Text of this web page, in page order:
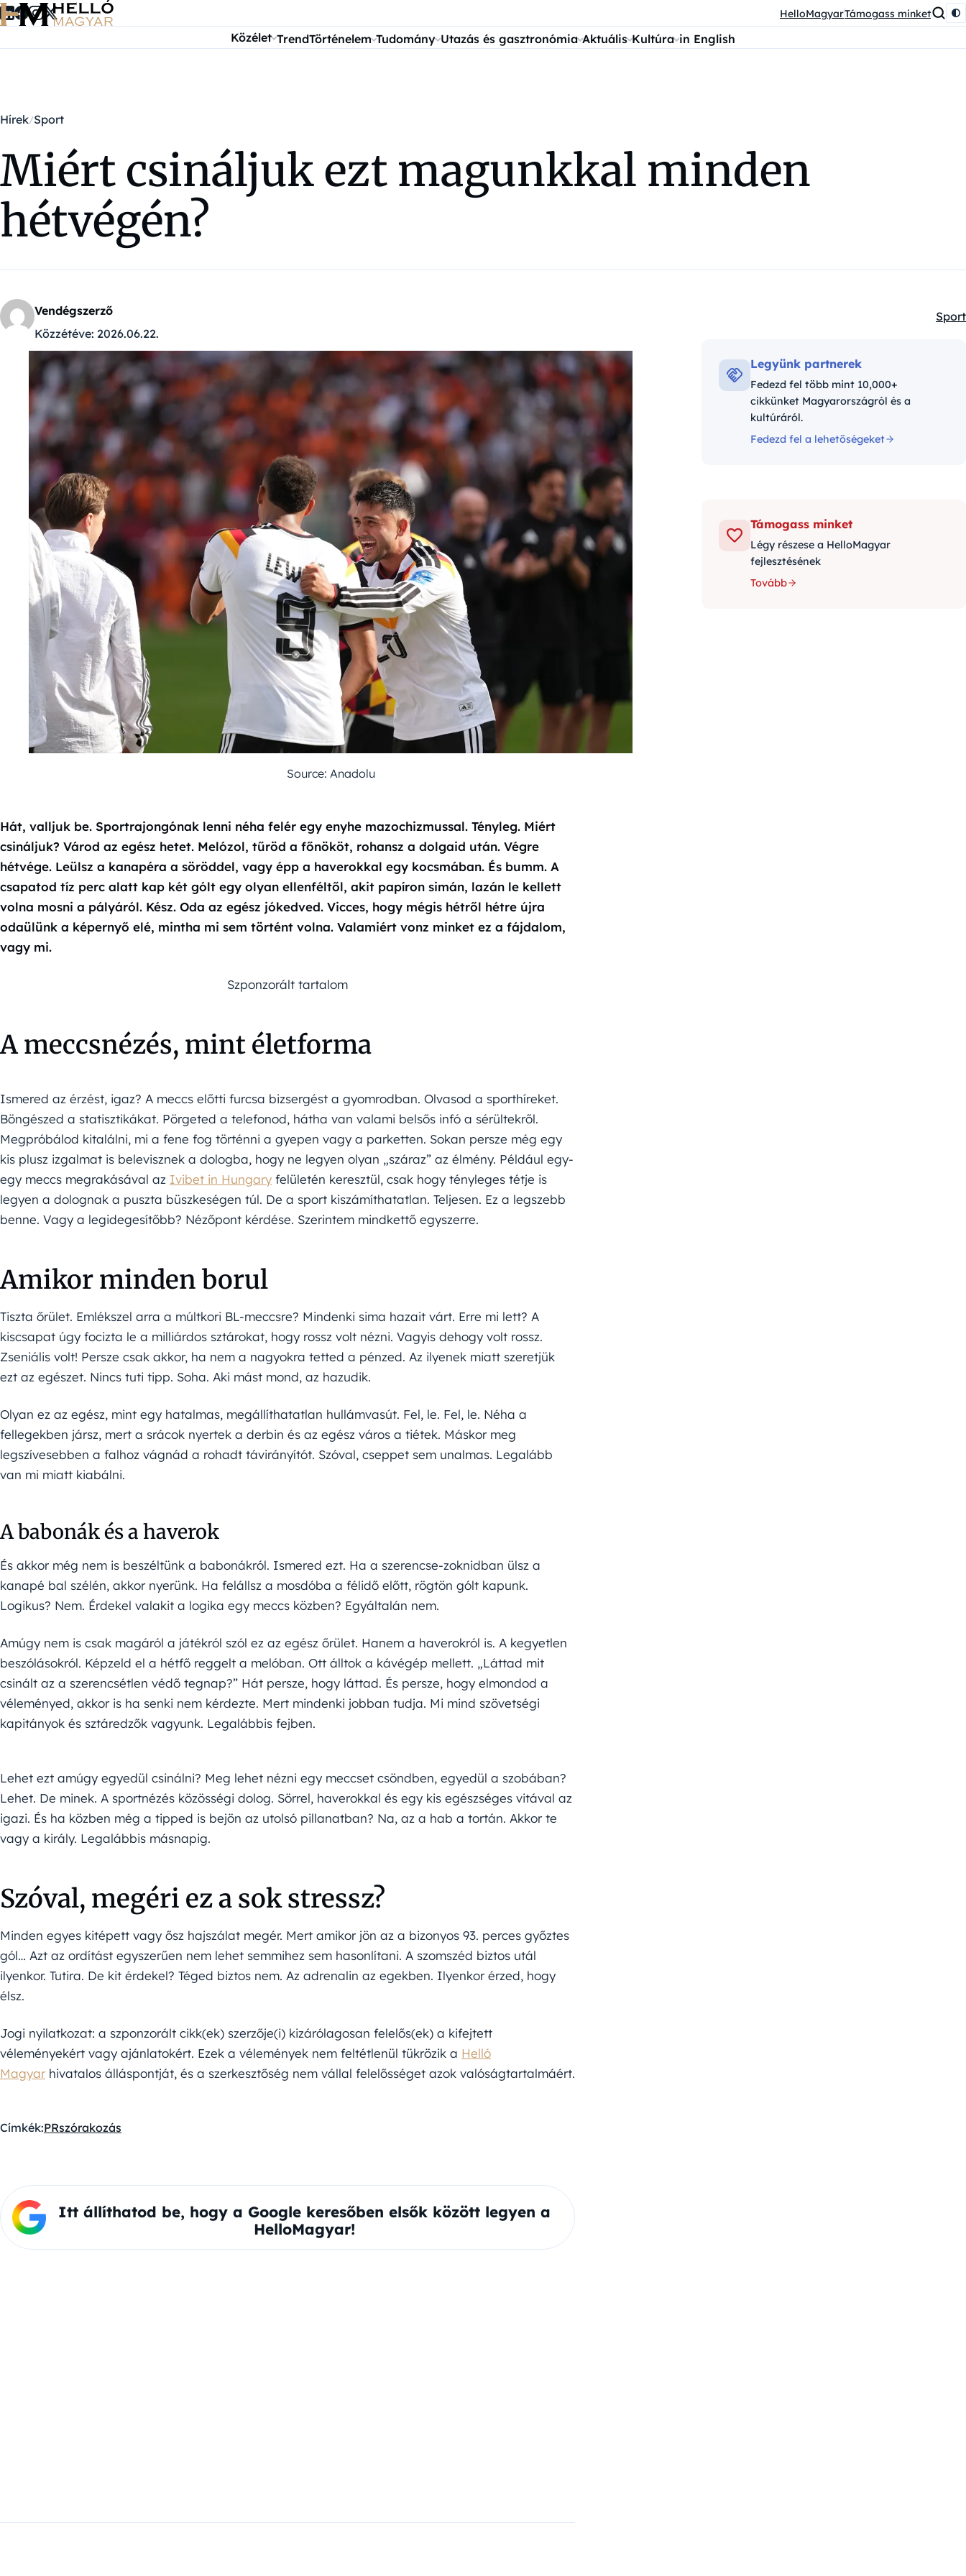
Ugrás a tartalomra HelloMagyarTámogass minket
Közélet TrendTörténelem Tudomány Utazás és gasztronómia Aktuális Kultúra in English
Hírek Sport
Miért csináljuk ezt magunkkal minden
hétvégén?
Vendégszerző
Közzétéve: 2026.06.22.
Sport
Source: Anadolu
Hát, valljuk be. Sportrajongónak lenni néha felér egy enyhe mazochizmussal. Tényleg. Miért
csináljuk? Várod az egész hetet. Melózol, tűröd a főnököt, rohansz a dolgaid után. Végre
hétvége. Leülsz a kanapéra a söröddel, vagy épp a haverokkal egy kocsmában. És bumm. A
csapatod tíz perc alatt kap két gólt egy olyan ellenféltől, akit papíron simán, lazán le kellett
volna mosni a pályáról. Kész. Oda az egész jókedved. Vicces, hogy mégis hétről hétre újra
odaülünk a képernyő elé, mintha mi sem történt volna. Valamiért vonz minket ez a fájdalom,
vagy mi.
Szponzorált tartalom
A meccsnézés, mint életforma
Ismered az érzést, igaz? A meccs előtti furcsa bizsergést a gyomrodban. Olvasod a sporthíreket.
Böngészed a statisztikákat. Pörgeted a telefonod, hátha van valami belsős infó a sérültekről.
Megpróbálod kitalálni, mi a fene fog történni a gyepen vagy a parketten. Sokan persze még egy
kis plusz izgalmat is belevisznek a dologba, hogy ne legyen olyan „száraz” az élmény. Például egy-
egy meccs megrakásával az Ivibet in Hungary felületén keresztül, csak hogy tényleges tétje is
legyen a dolognak a puszta büszkeségen túl. De a sport kiszámíthatatlan. Teljesen. Ez a legszebb
benne. Vagy a legidegesítőbb? Nézőpont kérdése. Szerintem mindkettő egyszerre.
Amikor minden borul
Tiszta őrület. Emlékszel arra a múltkori BL-meccsre? Mindenki sima hazait várt. Erre mi lett? A
kiscsapat úgy focizta le a milliárdos sztárokat, hogy rossz volt nézni. Vagyis dehogy volt rossz.
Zseniális volt! Persze csak akkor, ha nem a nagyokra tetted a pénzed. Az ilyenek miatt szeretjük
ezt az egészet. Nincs tuti tipp. Soha. Aki mást mond, az hazudik.
Olyan ez az egész, mint egy hatalmas, megállíthatatlan hullámvasút. Fel, le. Fel, le. Néha a
fellegekben jársz, mert a srácok nyertek a derbin és az egész város a tiétek. Máskor meg
legszívesebben a falhoz vágnád a rohadt távirányítót. Szóval, cseppet sem unalmas. Legalább
van mi miatt kiabálni.
A babonák és a haverok
És akkor még nem is beszéltünk a babonákról. Ismered ezt. Ha a szerencse-zoknidban ülsz a
kanapé bal szélén, akkor nyerünk. Ha felállsz a mosdóba a félidő előtt, rögtön gólt kapunk.
Logikus? Nem. Érdekel valakit a logika egy meccs közben? Egyáltalán nem.
Amúgy nem is csak magáról a játékról szól ez az egész őrület. Hanem a haverokról is. A kegyetlen
beszólásokról. Képzeld el a hétfő reggelt a melóban. Ott álltok a kávégép mellett. „Láttad mit
csinált az a szerencsétlen védő tegnap?” Hát persze, hogy láttad. És persze, hogy elmondod a
véleményed, akkor is ha senki nem kérdezte. Mert mindenki jobban tudja. Mi mind szövetségi
kapitányok és sztáredzők vagyunk. Legalábbis fejben.
Lehet ezt amúgy egyedül csinálni? Meg lehet nézni egy meccset csöndben, egyedül a szobában?
Lehet. De minek. A sportnézés közösségi dolog. Sörrel, haverokkal és egy kis egészséges vitával az
igazi. És ha közben még a tipped is bejön az utolsó pillanatban? Na, az a hab a tortán. Akkor te
vagy a király. Legalábbis másnapig.
Szóval, megéri ez a sok stressz?
Minden egyes kitépett vagy ősz hajszálat megér. Mert amikor jön az a bizonyos 93. perces győztes
gól… Azt az ordítást egyszerűen nem lehet semmihez sem hasonlítani. A szomszéd biztos utál
ilyenkor. Tutira. De kit érdekel? Téged biztos nem. Az adrenalin az egekben. Ilyenkor érzed, hogy
élsz.
Jogi nyilatkozat: a szponzorált cikk(ek) szerzője(i) kizárólagosan felelős(ek) a kifejtett
véleményekért vagy ajánlatokért. Ezek a vélemények nem feltétlenül tükrözik a Helló
Magyar hivatalos álláspontját, és a szerkesztőség nem vállal felelősséget azok valóságtartalmáért.
Címkék:PRszórakozás
Itt állíthatod be, hogy a Google keresőben elsők között legyen a
HelloMagyar!
Legyünk partnerek
Fedezd fel több mint 10,000+
cikkünket Magyarországról és a
kultúráról.
Fedezd fel a lehetőségeket
Támogass minket
Légy részese a HelloMagyar
fejlesztésének
Tovább